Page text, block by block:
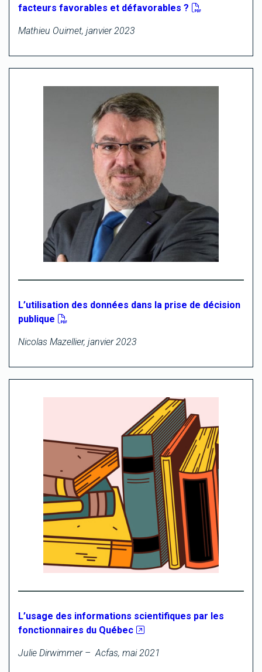
facteurs favorables et défavorables ?
Mathieu Ouimet, janvier 2023
L’utilisation des données dans la prise de décision
publique
Nicolas Mazellier, janvier 2023
L’usage des informations scientifiques par les
fonctionnaires du Québec
Julie Dirwimmer – Acfas, mai 2021